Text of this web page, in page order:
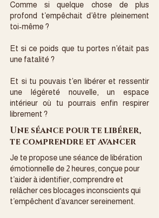
Comme si quelque chose de plus
profond t’empêchait d’être pleinement
toi-même ?
Et si ce poids que tu portes n’était pas
une fatalité ?
Et si tu pouvais t’en libérer et ressentir
une légèreté nouvelle, un espace
intérieur où tu pourrais enfin respirer
librement ?
Une séance pour te libérer,
te comprendre et avancer
Je te propose une séance de libération
émotionnelle de 2 heures, conçue pour
t’aider à identifier, comprendre et
relâcher ces blocages inconscients qui
t’empêchent d’avancer sereinement.